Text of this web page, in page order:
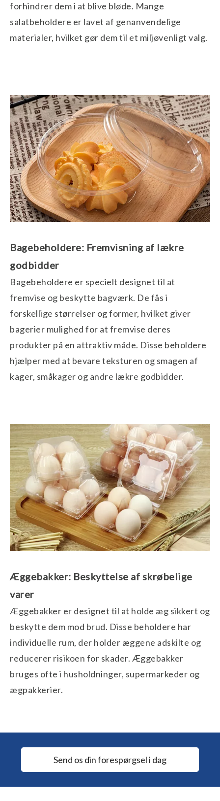
forhindrer dem i at blive bløde. Mange
salatbeholdere er lavet af genanvendelige
materialer, hvilket gør dem til et miljøvenligt valg.
Bagebeholdere: Fremvisning af lækre
godbidder
Bagebeholdere er specielt designet til at
fremvise og beskytte bagværk. De fås i
forskellige størrelser og former, hvilket giver
bagerier mulighed for at fremvise deres
produkter på en attraktiv måde. Disse beholdere
hjælper med at bevare teksturen og smagen af ​​​​
kager, småkager og andre lækre godbidder.
Æggebakker: Beskyttelse af skrøbelige
varer
Æggebakker er designet til at holde æg sikkert og
beskytte dem mod brud. Disse beholdere har
individuelle rum, der holder æggene adskilte og
reducerer risikoen for skader. Æggebakker
bruges ofte i husholdninger, supermarkeder og
ægpakkerier.
Send os din forespørgsel i dag